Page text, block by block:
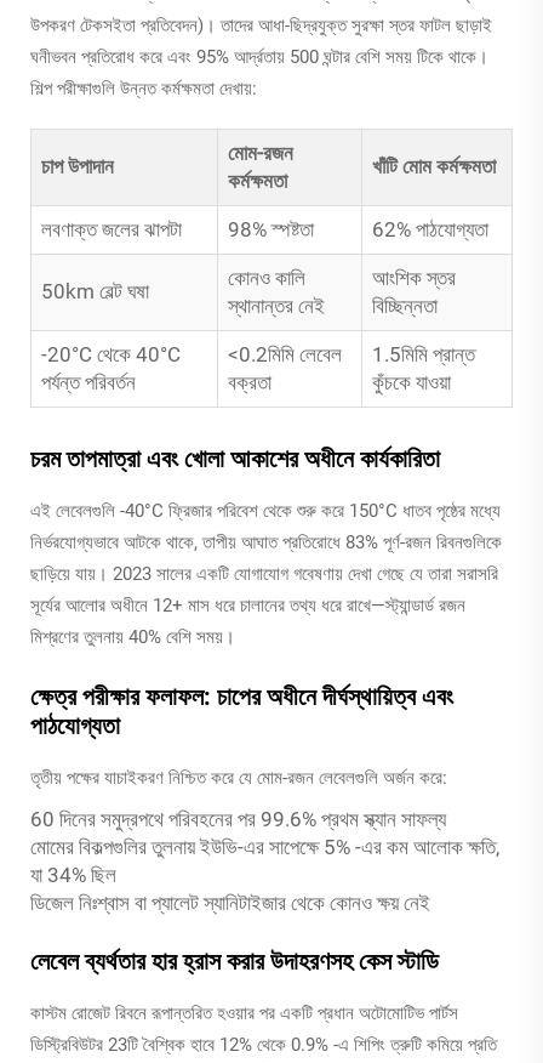
উপকরণ টেকসইতা প্রতিবেদন)। তাদের আধা-ছিদ্রযুক্ত সুরক্ষা স্তর ফাটল ছাড়াই
ঘনীভবন প্রতিরোধ করে এবং 95% আর্দ্রতায় 500 ঘন্টার বেশি সময় টিকে থাকে।
শিল্প পরীক্ষাগুলি উন্নত কর্মক্ষমতা দেখায়:
চাপ উপাদান
মোম-রজন
কর্মক্ষমতা
খাঁটি মোম কর্মক্ষমতা
লবণাক্ত জলের ঝাপটা 98% স্পষ্টতা 62% পাঠযোগ্যতা
50km বেল্ট ঘষা
কোনও কালি
স্থানান্তর নেই
আংশিক স্তর
বিচ্ছিন্নতা
-20°C থেকে 40°C
পর্যন্ত পরিবর্তন
<0.2মিমি লেবেল
বক্রতা
1.5মিমি প্রান্ত
কুঁচকে যাওয়া
চরম তাপমাত্রা এবং খোলা আকাশের অধীনে কার্যকারিতা
এই লেবেলগুলি -40°C ফ্রিজার পরিবেশ থেকে শুরু করে 150°C ধাতব পৃষ্ঠের মধ্যে
নির্ভরযোগ্যভাবে আটকে থাকে, তাপীয় আঘাত প্রতিরোধে 83% পূর্ণ-রজন রিবনগুলিকে
ছাড়িয়ে যায়। 2023 সালের একটি যোগাযোগ গবেষণায় দেখা গেছে যে তারা সরাসরি
সূর্যের আলোর অধীনে 12+ মাস ধরে চালানের তথ্য ধরে রাখে—স্ট্যান্ডার্ড রজন
মিশ্রণের তুলনায় 40% বেশি সময়।
ক্ষেত্র পরীক্ষার ফলাফল: চাপের অধীনে দীর্ঘস্থায়িত্ব এবং
পাঠযোগ্যতা
তৃতীয় পক্ষের যাচাইকরণ নিশ্চিত করে যে মোম-রজন লেবেলগুলি অর্জন করে:
60 দিনের সমুদ্রপথে পরিবহনের পর 99.6% প্রথম স্ক্যান সাফল্য
মোমের বিকল্পগুলির তুলনায় ইউভি-এর সাপেক্ষে 5% -এর কম আলোক ক্ষতি,
যা 34% ছিল
ডিজেল নিঃশ্বাস বা প্যালেট স্যানিটাইজার থেকে কোনও ক্ষয় নেই
লেবেল ব্যর্থতার হার হ্রাস করার উদাহরণসহ কেস স্টাডি
কাস্টম রোজেট রিবনে রূপান্তরিত হওয়ার পর একটি প্রধান অটোমোটিভ পার্টস
ডিস্ট্রিবিউটর 23টি বৈশ্বিক হাবে 12% থেকে 0.9% -এ শিপিং ত্রুটি কমিয়ে প্রতি